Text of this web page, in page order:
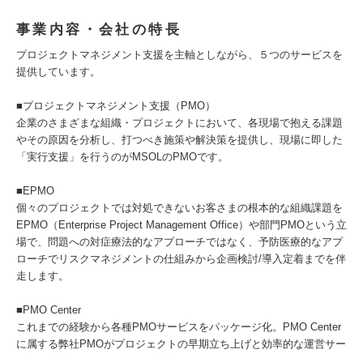
事業内容・会社の特長
プロジェクトマネジメント支援を主軸としながら、５つのサービスを
提供しています。
■プロジェクトマネジメント支援（PMO）
企業のさまざまな組織・プロジェクトにおいて、各現場で抱える課題
やその原因を分析し、打つべき施策や解決策を提供し、現場に即した
「実行支援」を行うのがMSOLのPMOです。
■EPMO
個々のプロジェクトでは対処できないお客さまの根本的な組織課題を
EPMO（Enterprise Project Management Office）や部門PMOという立
場で、問題への対症療法的なアプローチではなく、予防医療的なアプ
ローチでリスクマネジメントの仕組みから企画検討/導入定着までを伴
走します。
■PMO Center
これまでの経験から各種PMOサービスをパッケージ化。PMO Center
に属する弊社PMOがプロジェクトの早期立ち上げと効率的な運営サー